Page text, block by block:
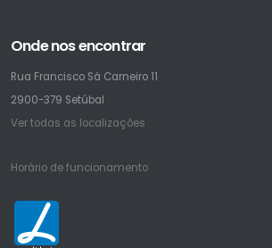
Onde nos encontrar
Rua Francisco Sá Carneiro 11
2900-379 Setúbal
Ver todas as localizações
Horário de funcionamento